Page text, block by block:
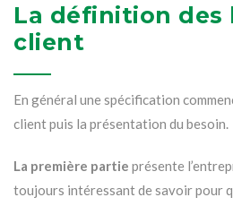
La définition des
client
En général une spécification
client puis la présentation du besoin.
La première partie présente
toujours intéressant de savoir pour